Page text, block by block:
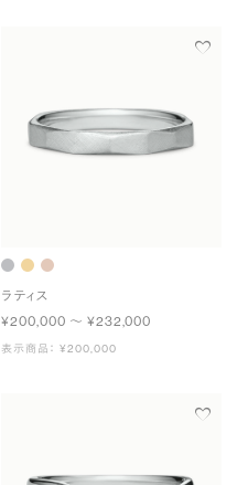
ラティス
¥200,000 〜 ¥232,000
表示商品： ¥200,000